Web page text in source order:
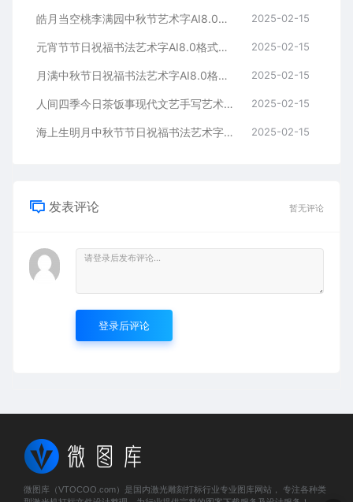
皓月当空桃李满园中秋节艺术字AI8.0格式激光打标文件通用矢量图 2025-02-15
元宵节节日祝福书法艺术字AI8.0格式激光打标文件通用矢量图 2025-02-15
月满中秋节日祝福书法艺术字AI8.0格式激光打标文件通用矢量图 2025-02-15
人间四季今日茶饭事现代文艺手写艺术字AI8.0格式激光打标文件通用矢量图 2025-02-15
海上生明月中秋节节日祝福书法艺术字AI8.0格式激光打标文件通用矢量图 2025-02-15
发表评论 暂无评论
登录后评论
微图库（VTOCOO.com）是国内激光雕刻打标行业专业图库网站， 专注各种类